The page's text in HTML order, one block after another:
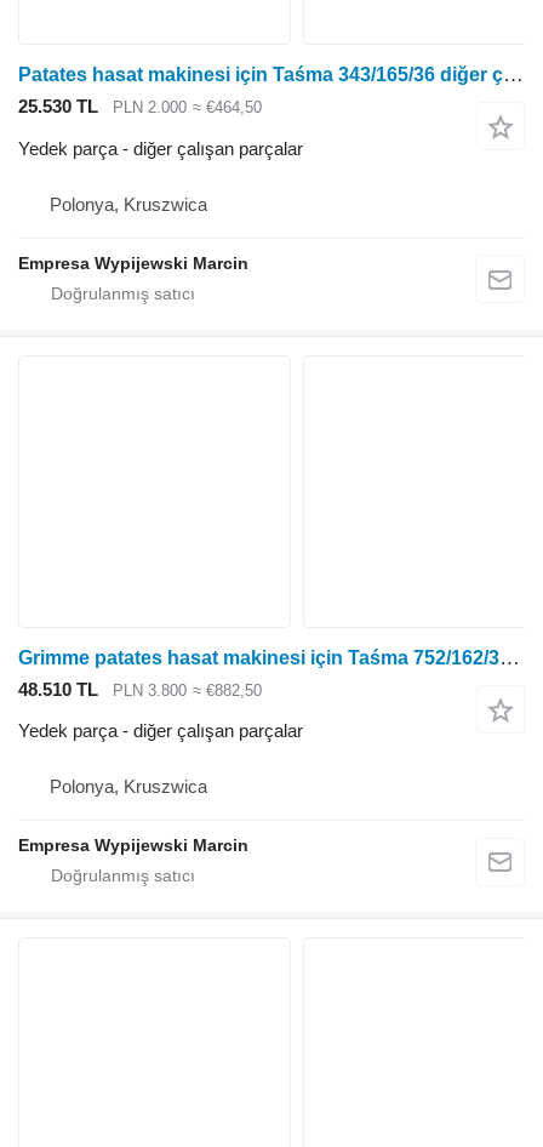
Patates hasat makinesi için Taśma 343/165/36 diğer çalışan parçalar
25.530 TL PLN 2.000 ≈ €464,50
Yedek parça - diğer çalışan parçalar
Polonya, Kruszwica
Empresa Wypijewski Marcin
Grimme patates hasat makinesi için Taśma 752/162/35 diğer çalışan parçalar
48.510 TL PLN 3.800 ≈ €882,50
Yedek parça - diğer çalışan parçalar
Polonya, Kruszwica
Empresa Wypijewski Marcin